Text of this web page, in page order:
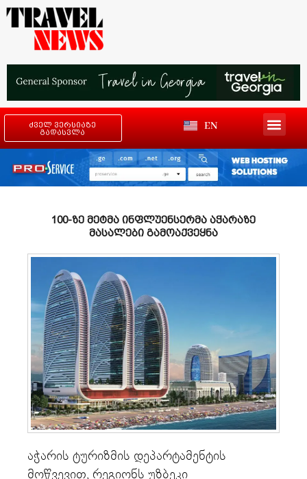
ძველ ვერსიაზე
გადასვლა
EN
100-ზე მეტმა ინფლუენსერმა აჭარაზე
მასალები გამოაქვეყნა
აჭარის ტურიზმის დეპარტამენტის
მოწვევით, რეგიონს უზბეკი